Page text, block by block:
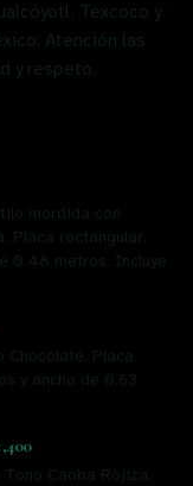
Texcoco y
Atención las
y respeto.
mordida con
Placa rectangular.
0.48 metros. Incluye
Chocolate. Placa
y ancho de 0.63
Caoba Rojiza.